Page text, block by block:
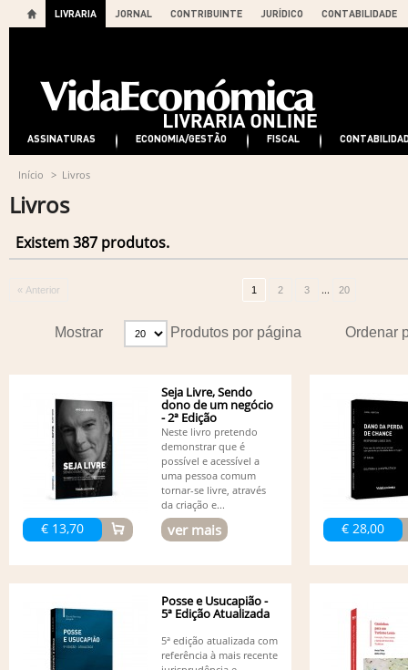
LIVRARIA JORNAL CONTRIBUINTE JURÍDICO CONTABILIDADE
ASSINATURAS ECONOMIA/GESTÃO FISCAL
Início > Livros
Livros
Existem 387 produtos.
« Anterior 1 2 3 ... 20
Ordenar
Mostrar Produtos por página
€ 13,70
Seja Livre, Sendo
dono de um negócio
- 2ª Edição
Neste livro pretendo
demonstrar que é
possível e acessível a
uma pessoa comum
tornar-se livre, através
da criação e...
ver mais € 28,00
Posse e Usucapião -
5ª Edição Atualizada
5ª edição atualizada com
referência à mais recente